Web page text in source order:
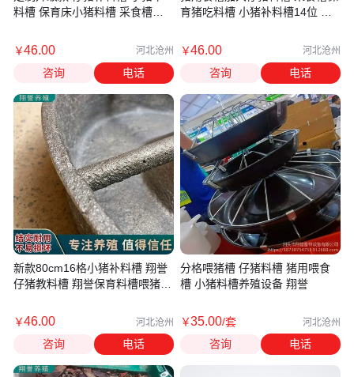
料槽 保育床小猪料槽 采食槽翔
￥46.00 河北沧州
咨询 电话
新款80cm16格小猪补料槽 翔誉
仔猪教料槽 翔誉保育料槽喂猪槽
￥46.00 河北沧州
咨询 电话
育猪吃料槽 小猪补料槽14位 翔
￥46.00 河北沧州
咨询 电话
分格喂猪槽 仔猪料槽 猪用喂食
槽 小猪料槽养殖设备 翔誉
￥35.00/套 河北沧州
咨询 电话